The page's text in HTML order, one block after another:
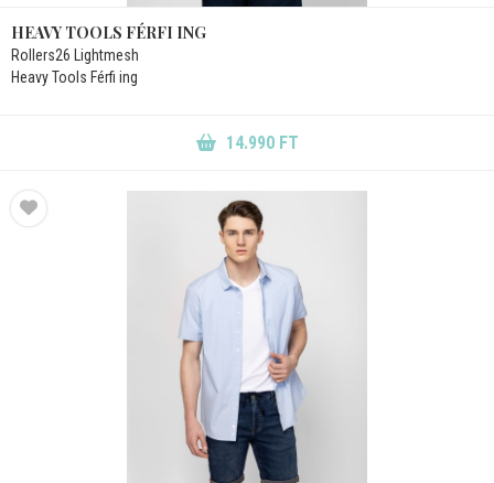
HEAVY TOOLS FÉRFI ING
Rollers26 Lightmesh
Heavy Tools Férfi ing
14.990 FT